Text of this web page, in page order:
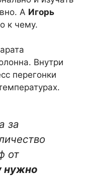
А Игорь
к чему.
Внутри
перегонки
за
от
нужно